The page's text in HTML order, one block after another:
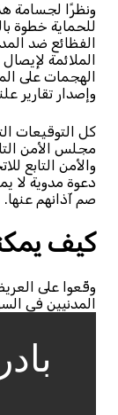
ونظرًا لجسامة
للحماية خطوة
الفظائع ضد
الملائمة
الهجمات على
وإصدار تقارير
كل التوقيعات
مجلس الأمن
والأمن التابع
دعوة مدوية لا
صم آذانهم عنها.
كيف
وقّعوا على
المدنيين في